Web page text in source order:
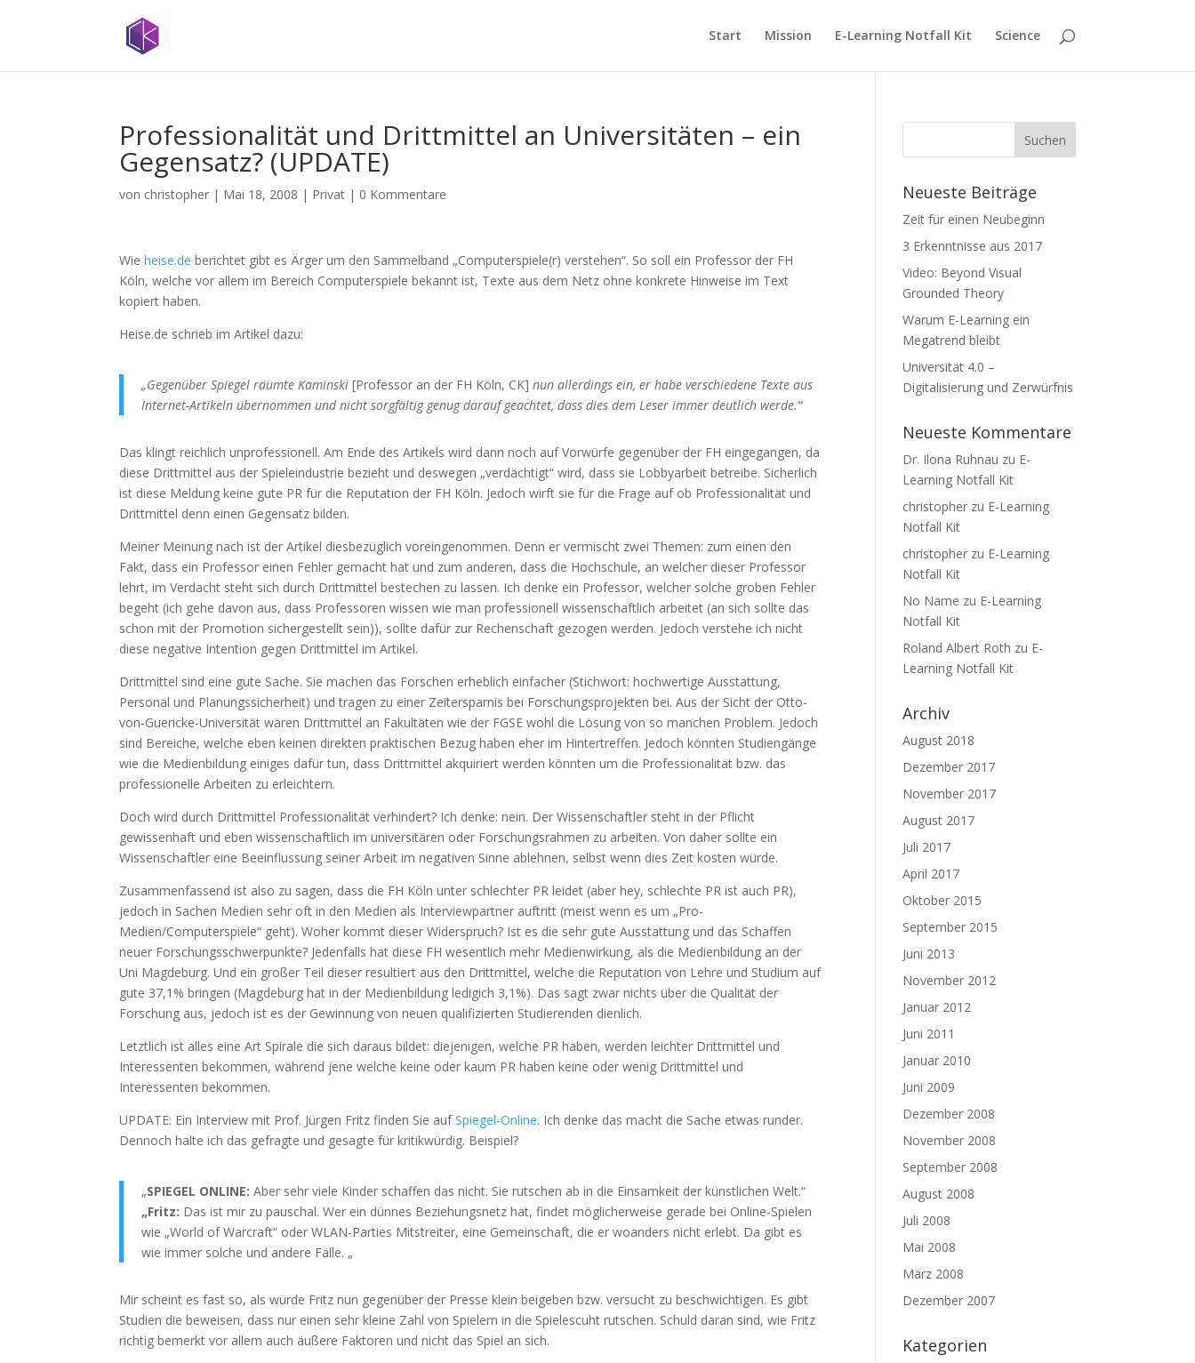
Start Mission E-Learning Notfall Kit Science
Professionalität und Drittmittel an Universitäten – ein
Gegensatz? (UPDATE)
von christopher | Mai 18, 2008 | Privat | 0 Kommentare
Wieheise.de berichtet gibt es Ärger um den Sammelband „Computerspiele(r) verstehen“. So soll ein Professor der FH
Köln, welche vor allem im Bereich Computerspiele bekannt ist, Texte aus dem Netz ohne konkrete Hinweise im Text
kopiert haben.
Heise.de schrieb im Artikel dazu:
„Gegenüber Spiegel räumte Kaminski [Professor an der FH Köln, CK]nun allerdings ein, er habe verschiedene Texte aus
Internet-Artikeln übernommen und nicht sorgfältig genug darauf geachtet, dass dies dem Leser immer deutlich werde.“
Das klingt reichlich unprofessionell. Am Ende des Artikels wird dann noch auf Vorwürfe gegenüber der FH eingegangen, da
diese Drittmittel aus der Spieleindustrie bezieht und deswegen „verdächtigt“ wird, dass sie Lobbyarbeit betreibe. Sicherlich
ist diese Meldung keine gute PR für die Reputation der FH Köln. Jedoch wirft sie für die Frage auf ob Professionalität und
Drittmittel denn einen Gegensatz bilden.
Meiner Meinung nach ist der Artikel diesbezüglich voreingenommen. Denn er vermischt zwei Themen: zum einen den
Fakt, dass ein Professor einen Fehler gemacht hat und zum anderen, dass die Hochschule, an welcher dieser Professor
lehrt, im Verdacht steht sich durch Drittmittel bestechen zu lassen. Ich denke ein Professor, welcher solche groben Fehler
begeht (ich gehe davon aus, dass Professoren wissen wie man professionell wissenschaftlich arbeitet (an sich sollte das
schon mit der Promotion sichergestellt sein)), sollte dafür zur Rechenschaft gezogen werden. Jedoch verstehe ich nicht
diese negative Intention gegen Drittmittel im Artikel.
Drittmittel sind eine gute Sache. Sie machen das Forschen erheblich einfacher (Stichwort: hochwertige Ausstattung,
Personal und Planungssicherheit) und tragen zu einer Zeitersparnis bei Forschungsprojekten bei. Aus der Sicht der Otto-
von-Guericke-Universität wären Drittmittel an Fakultäten wie der FGSE wohl die Lösung von so manchen Problem. Jedoch
sind Bereiche, welche eben keinen direkten praktischen Bezug haben eher im Hintertreffen. Jedoch könnten Studiengänge
wie die Medienbildung einiges dafür tun, dass Drittmittel akquiriert werden könnten um die Professionalität bzw. das
professionelle Arbeiten zu erleichtern.
Doch wird durch Drittmittel Professionalität verhindert? Ich denke: nein. Der Wissenschaftler steht in der Pflicht
gewissenhaft und eben wissenschaftlich im universitären oder Forschungsrahmen zu arbeiten. Von daher sollte ein
Wissenschaftler eine Beeinflussung seiner Arbeit im negativen Sinne ablehnen, selbst wenn dies Zeit kosten würde.
Zusammenfassend ist also zu sagen, dass die FH Köln unter schlechter PR leidet (aber hey, schlechte PR ist auch PR),
jedoch in Sachen Medien sehr oft in den Medien als Interviewpartner auftritt (meist wenn es um „Pro-
Medien/Computerspiele“ geht). Woher kommt dieser Widerspruch? Ist es die sehr gute Ausstattung und das Schaffen
neuer Forschungsschwerpunkte? Jedenfalls hat diese FH wesentlich mehr Medienwirkung, als die Medienbildung an der
Uni Magdeburg. Und ein großer Teil dieser resultiert aus den Drittmittel, welche die Reputation von Lehre und Studium auf
gute 37,1% bringen (Magdeburg hat in der Medienbildung ledigich 3,1%). Das sagt zwar nichts über die Qualität der
Forschung aus, jedoch ist es der Gewinnung von neuen qualifizierten Studierenden dienlich.
Letztlich ist alles eine Art Spirale die sich daraus bildet: diejenigen, welche PR haben, werden leichter Drittmittel und
Interessenten bekommen, während jene welche keine oder kaum PR haben keine oder wenig Drittmittel und
Interessenten bekommen.
UPDATE: Ein Interview mit Prof. Jürgen Fritz finden Sie aufSpiegel-Online. Ich denke das macht die Sache etwas runder.
Dennoch halte ich das gefragte und gesagte für kritikwürdig. Beispiel?
„SPIEGEL ONLINE: Aber sehr viele Kinder schaffen das nicht. Sie rutschen ab in die Einsamkeit der künstlichen Welt.“
„Fritz: Das ist mir zu pauschal. Wer ein dünnes Beziehungsnetz hat, findet möglicherweise gerade bei Online-Spielen
wie „World of Warcraft“ oder WLAN-Parties Mitstreiter, eine Gemeinschaft, die er woanders nicht erlebt. Da gibt es
wie immer solche und andere Fälle. „
Mir scheint es fast so, als würde Fritz nun gegenüber der Presse klein beigeben bzw. versucht zu beschwichtigen. Es gibt
Studien die beweisen, dass nur einen sehr kleine Zahl von Spielern in die Spielescuht rutschen. Schuld daran sind, wie Fritz
richtig bemerkt vor allem auch äußere Faktoren und nicht das Spiel an sich.
Neueste Beiträge
Zeit für einen Neubeginn
3 Erkenntnisse aus 2017
Video: Beyond Visual
Grounded Theory
Warum E-Learning ein
Megatrend bleibt
Universität 4.0 –
Digitalisierung und Zerwürfnis
Neueste Kommentare
Dr. Ilona Ruhnau zu E-
Learning Notfall Kit
christopher zu E-Learning
Notfall Kit
christopher zu E-Learning
Notfall Kit
No Name zu E-Learning
Notfall Kit
Roland Albert Roth zu E-
Learning Notfall Kit
Archiv
August 2018
Dezember 2017
November 2017
August 2017
Juli 2017
April 2017
Oktober 2015
September 2015
Juni 2013
November 2012
Januar 2012
Juni 2011
Januar 2010
Juni 2009
Dezember 2008
November 2008
September 2008
August 2008
Juli 2008
Mai 2008
März 2008
Dezember 2007
Kategorien